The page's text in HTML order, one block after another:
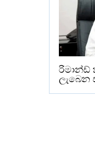
රිමාන්ඩ්
ලැබෙන